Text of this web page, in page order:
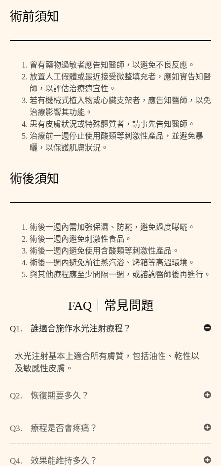
術前須知
曾有藥物過敏者應告知醫師，以避免不良反應。
放置人工假體或最近接受微整填充者，應如實告知醫
師，以評估治療適宜性。
若有機械式植入物或心臟支架者，應告知醫師，以免
治療影響其功能。
患有皮膚狀況或特殊體質者，請事先告知醫師。
治療前一週停止使用酸類等刺激性產品，並避免暴
曬，以保護肌膚狀況。
術後須知
術後一週內需加強保濕、防曬，避免過度曝曬。
術後一週內避免刺激性食品。
術後一週內避免使用含酸類等刺激性產品。
術後一週內避免前往蒸汽浴、烤箱等高溫環境。
與其他療程應至少間隔一週，或諮詢醫師後再進行。
FAQ｜常見問題
Q1. 誰適合施作水光注射療程？
水光注射基本上適合所有膚質，包括油性、乾性以
及敏感性皮膚。
Q2. 恢復期要多久？
Q3. 療程是否會疼痛？
Q4. 效果能維持多久？